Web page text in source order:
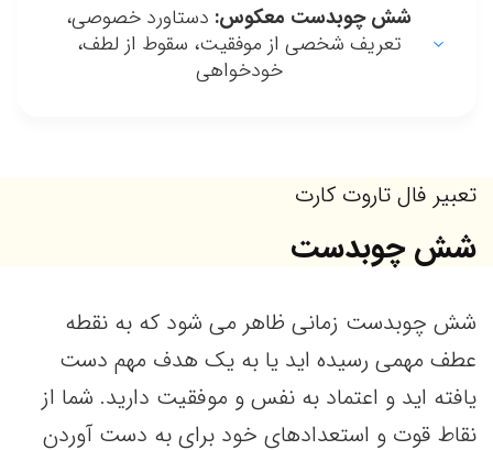
شش چوبدست معکوس: دستاورد خصوصی،
تعریف شخصی از موفقیت، سقوط از لطف،
خودخواهی
تعبیر فال تاروت کارت
شش چوبدست
شش چوبدست زمانی ظاهر می شود که به نقطه
عطف مهمی رسیده اید یا به یک هدف مهم دست
یافته اید و اعتماد به نفس و موفقیت دارید. شما از
نقاط قوت و استعدادهای خود برای به دست آوردن